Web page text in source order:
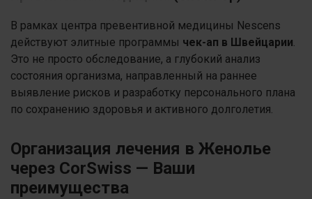
В рамках центра превентивной медицины Nescens
действуют элитные программы чек-ап в Швейцарии
Это не просто обследование, а глубокий анализ
состояния организма, направленный на раннее
выявление рисков и разработку персонального плана
по сохранению здоровья и активного долголетия.
Организация лечения в Женолье
через CorSwiss — Ваши
преимущества